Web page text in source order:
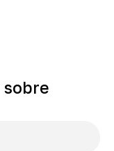
sobre